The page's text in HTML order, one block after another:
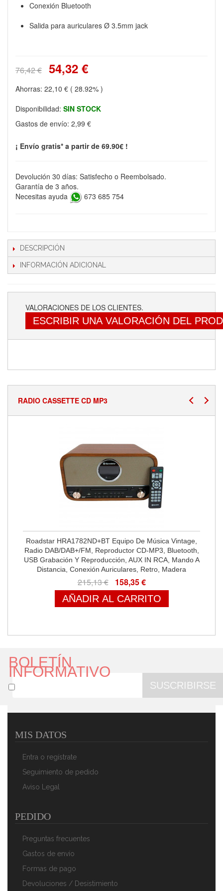
Conexión Bluetooth
Salida para auriculares Ø 3.5mm jack
76,42 € 54,32 €
Ahorras: 22,10 € ( 28.92% )
Disponibilidad: SIN STOCK
Gastos de envío: 2,99 €
¡ Envío gratis* a partir de 69.90€ !
Devolución 30 días: Satisfecho o Reembolsado.
Garantía de 3 años.
Necesitas ayuda
673 685 754
DESCRIPCIÓN
INFORMACIÓN ADICIONAL
VALORACIONES DE LOS CLIENTES.
ESCRIBIR UNA VALORACIÓN DEL
RADIO CASSETTE CD MP3
Roadstar HRA1782ND+BT Equipo De Música Vintage,
Radio DAB/DAB+/FM, Reproductor CD-MP3, Bluetooth,
USB Grabación Y Reproducción, AUX IN RCA, Mando A
Distancia, Conexión Auriculares, Retro, Madera
215,13 € 158,35 €
AÑADIR AL CARRITO
Batería Recargable, Blanco
86,90 €
BOLETÍN
INFORMATIVO
SUSCRIBIRSE
MIS DATOS
Entra o regístrate
Seguimiento de pedido
Aviso Legal
PEDIDO
Preguntas frecuentes
Gastos de envío
Formas de pago
Devoluciones / Desistimiento